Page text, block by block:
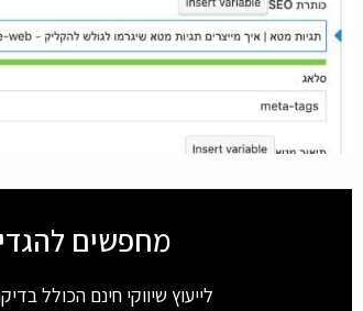
מחפשים
לייעוץ שיווקי חינם הכולל